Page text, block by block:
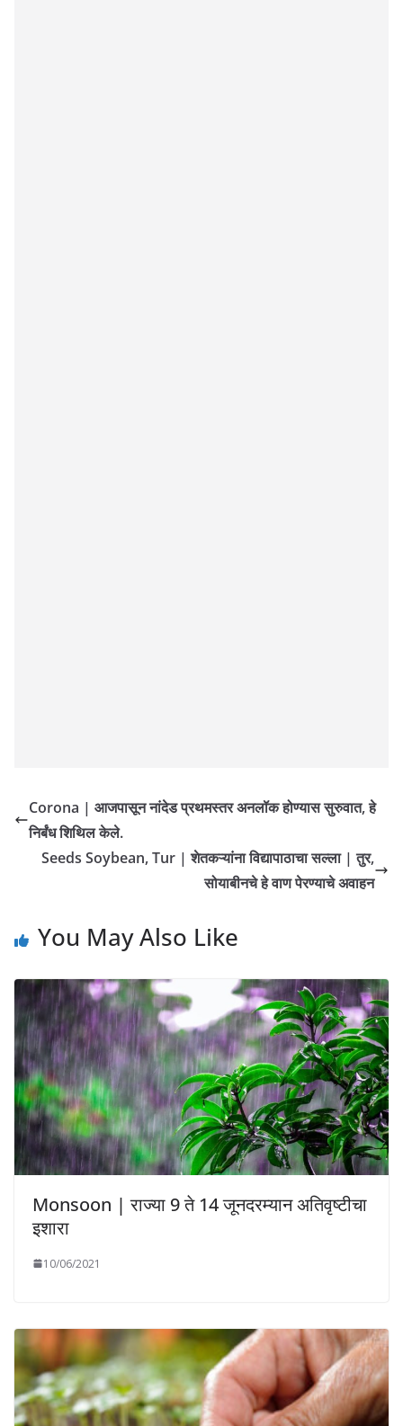
Corona | आजपासून नांदेड प्रथमस्तर अनलॉक होण्यास सुरुवात, हे
निर्बंध शिथिल केले.
Seeds Soybean, Tur | शेतकऱ्यांना विद्यापाठाचा सल्ला | तुर,
सोयाबीनचे हे वाण पेरण्याचे अवाहन
You May Also Like
Monsoon | राज्या 9 ते 14 जूनदरम्यान अतिवृष्टीचा
इशारा
10/06/2021